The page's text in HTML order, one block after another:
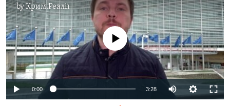
byКрим.Реалії
No media source currently available
0:00 3:28